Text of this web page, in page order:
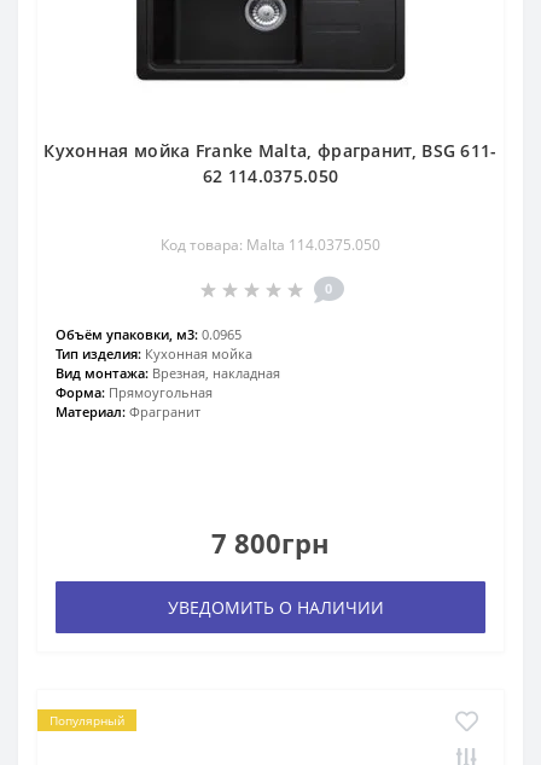
Кухонная мойка Franke Malta, фрагранит, BSG 611-
62 114.0375.050
Код товара: Malta 114.0375.050
0
Объём упаковки, м3: 0.0965
Тип изделия: Кухонная мойка
Вид монтажа: Врезная, накладная
Форма: Прямоугольная
Материал: Фрагранит
7 800грн
УВЕДОМИТЬ О НАЛИЧИИ
Популярный